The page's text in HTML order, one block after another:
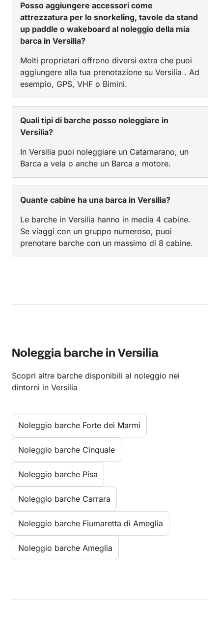
Posso aggiungere accessori come
attrezzatura per lo snorkeling, tavole da stand
up paddle o wakeboard al noleggio della mia
barca in Versilia?
Molti proprietari offrono diversi extra che puoi
aggiungere alla tua prenotazione su Versilia . Ad
esempio, GPS, VHF o Bimini.
Quali tipi di barche posso noleggiare in
Versilia?
In Versilia puoi noleggiare un Catamarano, un
Barca a vela o anche un Barca a motore.
Quante cabine ha una barca in Versilia?
Le barche in Versilia hanno in media 4 cabine.
Se viaggi con un gruppo numeroso, puoi
prenotare barche con un massimo di 8 cabine.
Noleggia barche in Versilia
Scopri altre barche disponibili al noleggio nei
dintorni in Versilia
Noleggio barche Forte dei Marmi
Noleggio barche Cinquale
Noleggio barche Pisa
Noleggio barche Carrara
Noleggio barche Fiumaretta di Ameglia
Noleggio barche Ameglia